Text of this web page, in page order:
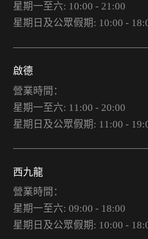
星期一至六: 10:00 - 21:00
星期日及公眾假期: 10:00 -
啟德
營業時間：
星期一至六: 11:00 - 20:00
星期日及公眾假期: 11:00 -
西九龍
營業時間：
星期一至六: 09:00 - 18:00
星期日及公眾假期: 10:00 -